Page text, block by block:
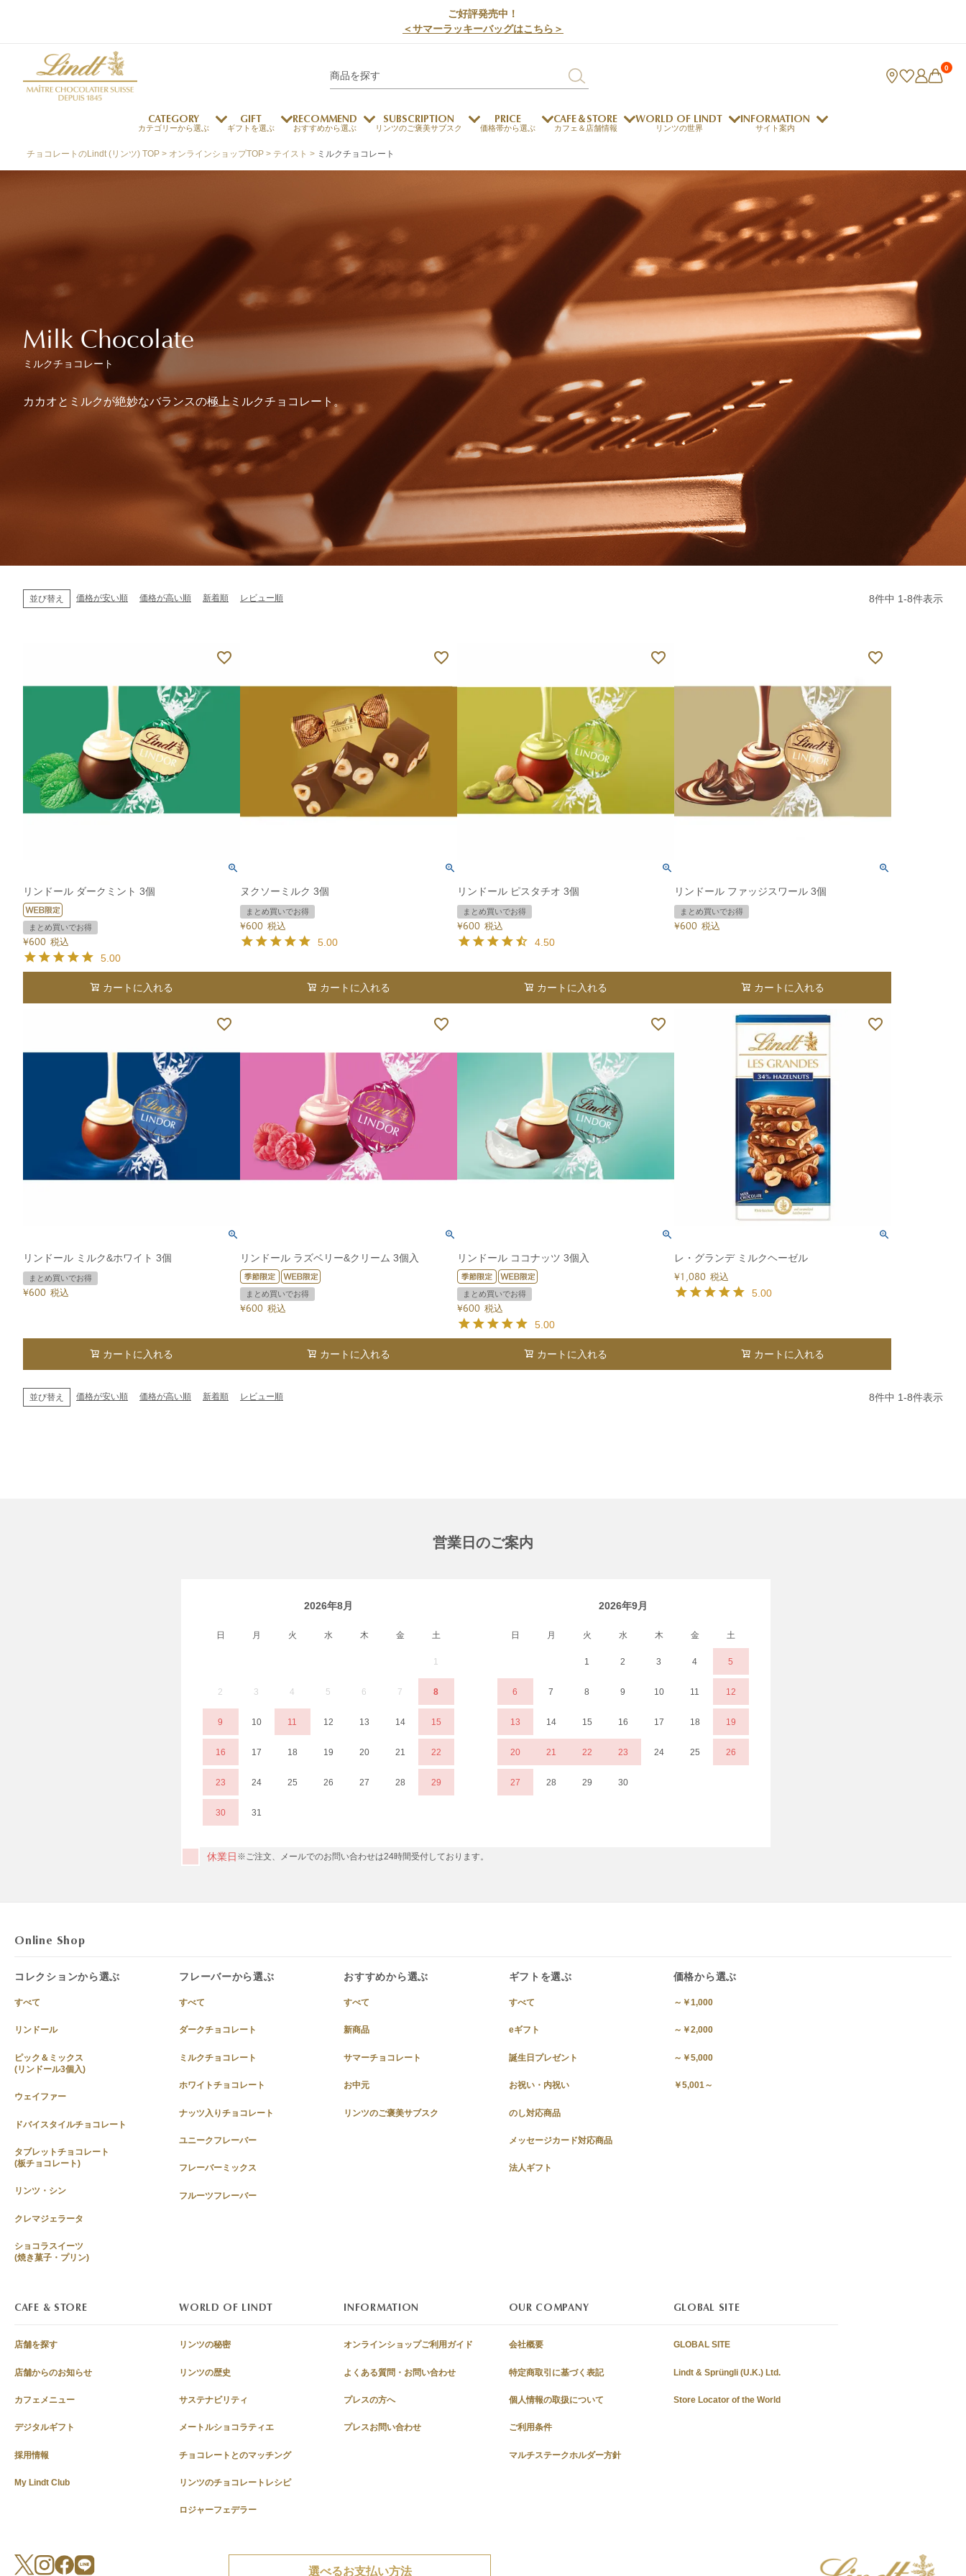
ご好評発売中！
＜サマーラッキーバッグはこちら＞
0
CATEGORY
カテゴリーから選ぶ
フレーバー一覧
リンドール
関連商品一覧
チョコウェイファー
ドバイスタイル
チョコレート
エクセレンス クレマジェラータ
送料無料
GIFT
ギフトを選ぶ
のし対応商品
メッセージカード対応
法人ギフト
すべて
RECOMMEND
おすすめから選ぶ
サマーチョコレート
すべて
SUBSCRIPTION
リンツのご褒美サブスク
リンツのご褒美サブス
PRICE
価格帯から選ぶ
CAFE＆STORE
カフェ＆店舗情報
店舗からのお知らせ カフェメニュー デジタルギフト
WORLD OF LINDT
リンツの世界
リンツの秘密 リンツの歴史 サステナビリティ チョコレートとのマッチング
チョコレートとコーヒー
チョコレートとワイン
チョコレートと紅茶
リンツのチョコレートレシピ
ロジャーフェデラー
INFORMATION
サイト案内
チョコレートのLindt (リンツ) TOP オンラインショップTOP テイスト ミルクチョコレート
Milk Chocolate
ミルクチョコレート
カカオとミルクが絶妙なバランスの極上ミルクチョコレート。
並び替え 価格が安い順 価格が高い順 新着順 レビュー順 8件中 1-8件表示
リンドール ダークミント 3個
まとめ買いでお得
¥600 税込
5.00
カートに入れる
ヌクソーミルク 3個
まとめ買いでお得
¥600 税込
5.00
カートに入れる
リンドール ピスタチオ 3個
まとめ買いでお得
¥600 税込
4.50
カートに入れる
リンドール ファッジスワール 3個
まとめ買いでお得
¥600 税込
カートに入れる
リンドール ミルク&ホワイト 3個
まとめ買いでお得
¥600 税込
カートに入れる
リンドール ラズベリー&クリーム 3個入
まとめ買いでお得
¥600 税込
カートに入れる
リンドール ココナッツ 3個入
まとめ買いでお得
¥600 税込
5.00
カートに入れる
レ・グランデ ミルクヘーゼル
¥1,080 税込
5.00
カートに入れる
並び替え 価格が安い順 価格が高い順 新着順 レビュー順 8件中 1-8件表示
営業日のご案内
2026年8月
日 月 火 水 木 金 土
1
2 3 4 5 6 7 8
9 10 11 12 13 14 15
16 17 18 19 20 21 22
23 24 25 26 27 28 29
30 31
2026年9月
日 月 火 水 木 金 土
1 2 3 4 5
6 7 8 9 10 11 12
13 14 15 16 17 18 19
20 21 22 23 24 25 26
27 28 29 30
休業日 ※ご注文、メールでのお問い合わせは24時間受付しております。
Online Shop
コレクションから選ぶ
すべて
リンドール
ピック＆ミックス
(リンドール3個入)
ウェイファー
ドバイスタイルチョコレート
タブレットチョコレート
(板チョコレート)
リンツ・シン
クレマジェラータ
ショコラスイーツ
(焼き菓子・プリン)
フレーバーから選ぶ
すべて
ダークチョコレート
ミルクチョコレート
ホワイトチョコレート
ナッツ入りチョコレート
ユニークフレーバー
フレーバーミックス
フルーツフレーバー
おすすめから選ぶ
すべて
新商品
サマーチョコレート
お中元
リンツのご褒美サブスク
ギフトを選ぶ
すべて
eギフト
誕生日プレゼント
お祝い・内祝い
のし対応商品
メッセージカード対応商品
法人ギフト
価格から選ぶ
～￥1,000
～￥2,000
～￥5,000
￥5,001～
CAFE & STORE
店舗を探す
店舗からのお知らせ
カフェメニュー
デジタルギフト
採用情報
My Lindt Club
WORLD OF LINDT
リンツの秘密
リンツの歴史
サステナビリティ
メートルショコラティエ
チョコレートとのマッチング
リンツのチョコレートレシピ
ロジャーフェデラー
INFORMATION
オンラインショップご利用ガイド
よくある質問・お問い合わせ
プレスの方へ
プレスお問い合わせ
OUR COMPANY
会社概要
特定商取引に基づく表記
個人情報の取扱について
ご利用条件
マルチステークホルダー方針
GLOBAL SITE
GLOBAL SITE
Lindt & Sprüngli (U.K.) Ltd.
Store Locator of the World
選べるお支払い方法